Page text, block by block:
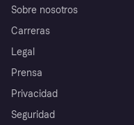
Sobre nosotros
Carreras
Legal
Prensa
Privacidad
Seguridad